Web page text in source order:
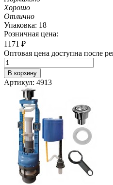
Хорошо
Отлично
Упаковка: 18
Розничная цена:
1171 ₽
Оптовая цена доступна после
В корзину
Артикул: 4913